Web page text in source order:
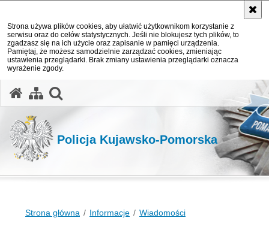
Strona używa plików cookies, aby ułatwić użytkownikom korzystanie z
serwisu oraz do celów statystycznych. Jeśli nie blokujesz tych plików, to
zgadzasz się na ich użycie oraz zapisanie w pamięci urządzenia.
Pamiętaj, że możesz samodzielnie zarządzać cookies, zmieniając
ustawienia przeglądarki. Brak zmiany ustawienia przeglądarki oznacza
wyrażenie zgody.
Policja Kujawsko-Pomorska
Strona główna Informacje Wiadomości